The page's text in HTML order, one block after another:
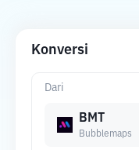
Konversi
Dari
BMT
Bubblemaps